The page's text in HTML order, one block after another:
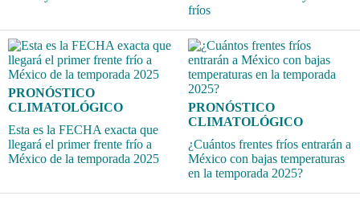
fríos
PRONÓSTICO
CLIMATOLÓGICO
Esta es la FECHA exacta que
llegará el primer frente frío a
México de la temporada 2025
PRONÓSTICO
CLIMATOLÓGICO
¿Cuántos frentes fríos entrarán a
México con bajas temperaturas
en la temporada 2025?